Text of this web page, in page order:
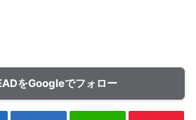
をGoogleでフォロー